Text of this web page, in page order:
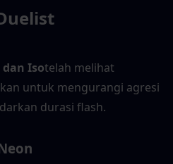
dan Isotelah melihat
untuk mengurangi agresi
durasi flash.